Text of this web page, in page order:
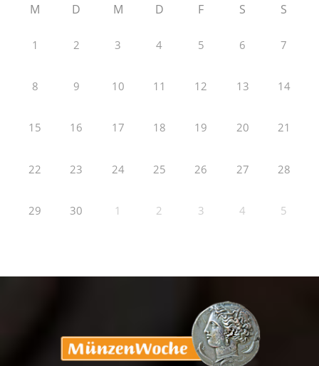
M D M D F S S
1 2 3 4 5 6 7
8 9 10 11 12 13 14
15 16 17 18 19 20 21
22 23 24 25 26 27 28
29 30 1 2 3 4 5